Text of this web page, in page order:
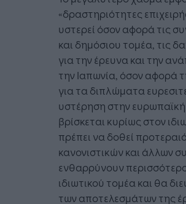
«δραστηριότητες
υστερεί όσον αφορά τις
και δημόσιου τομέα, τις
για την έρευνα και την
την Ιαπωνία, όσον αφορά
για τα διπλώματα
υστέρηση στην ευρωπαϊκή
βρίσκεται κυρίως στον
πρέπει να δοθεί
κανονιστικών και άλλων
ενθαρρύνουν
ιδιωτικού τομέα και θα
των αποτελεσμάτων της
Η